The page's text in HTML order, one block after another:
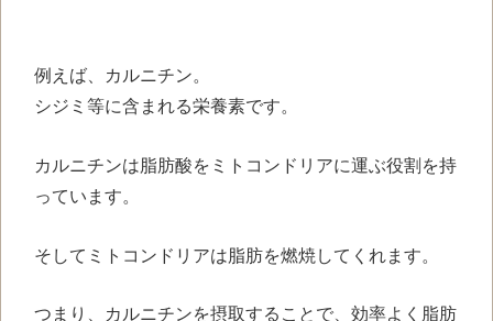
例えば、カルニチン。
シジミ等に含まれる栄養素です。
カルニチンは脂肪酸をミトコンドリアに運ぶ役割を持
っています。
そしてミトコンドリアは脂肪を燃焼してくれます。
つまり、カルニチンを摂取することで、効率よく脂肪